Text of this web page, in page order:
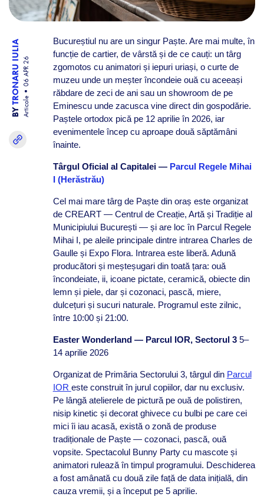
BY
TRONARU IULIA
Articole
06 APR 26
Bucureștiul nu are un singur Paște. Are mai multe, în
funcție de cartier, de vârstă și de ce cauți: un târg
zgomotos cu animatori și iepuri uriași, o curte de
muzeu unde un meșter încondeie ouă cu aceeași
răbdare de zeci de ani sau un showroom de pe
Eminescu unde zacusca vine direct din gospodărie.
Paștele ortodox pică pe 12 aprilie în 2026, iar
evenimentele încep cu aproape două săptămâni
înainte.
Târgul Oficial al Capitalei — Parcul Regele Mihai
I (Herăstrău)
Cel mai mare târg de Paște din oraș este organizat
de CREART — Centrul de Creație, Artă și Tradiție al
Municipiului București — și are loc în Parcul Regele
Mihai I, pe aleile principale dintre intrarea Charles de
Gaulle și Expo Flora. Intrarea este liberă. Adună
producători și meșteșugari din toată țara: ouă
încondeiate, ii, icoane pictate, ceramică, obiecte din
lemn și piele, dar și cozonaci, pască, miere,
dulcețuri și sucuri naturale. Programul este zilnic,
între 10:00 și 21:00.
Easter Wonderland — Parcul IOR, Sectorul 35–
14 aprilie 2026
Organizat de Primăria Sectorului 3, târgul din Parcul
IOR este construit în jurul copiilor, dar nu exclusiv.
Pe lângă atelierele de pictură pe ouă de polistiren,
nisip kinetic și decorat ghivece cu bulbi pe care cei
mici îi iau acasă, există o zonă de produse
tradiționale de Paște — cozonaci, pască, ouă
vopsite. Spectacolul Bunny Party cu mascote și
animatori rulează în timpul programului. Deschiderea
a fost amânată cu două zile față de data inițială, din
cauza vremii, și a început pe 5 aprilie.